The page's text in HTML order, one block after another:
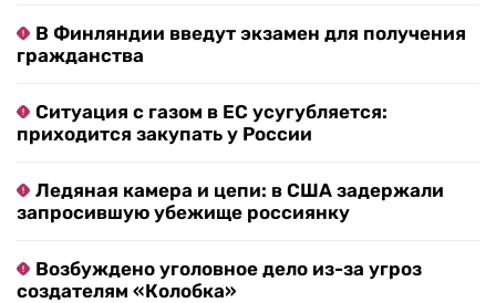
В Финляндии введут экзамен для получения
гражданства
Ситуация с газом в ЕС усугубляется:
приходится закупать у России
Ледяная камера и цепи: в США задержали
запросившую убежище россиянку
Возбуждено уголовное дело из-за угроз
создателям «Колобка»